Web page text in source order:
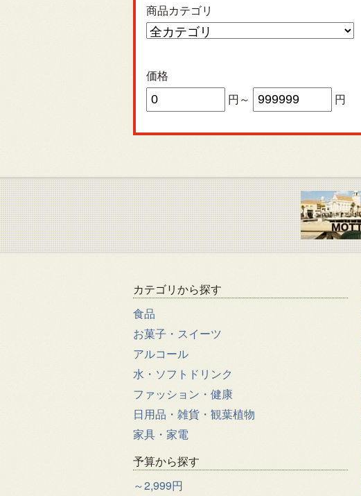
商品カテゴリ
価格
円～
円
カテゴリから探す
食品
お菓子・スイーツ
アルコール
水・ソフトドリンク
ファッション・健康
日用品・雑貨・観葉植物
家具・家電
予算から探す
～2,999円